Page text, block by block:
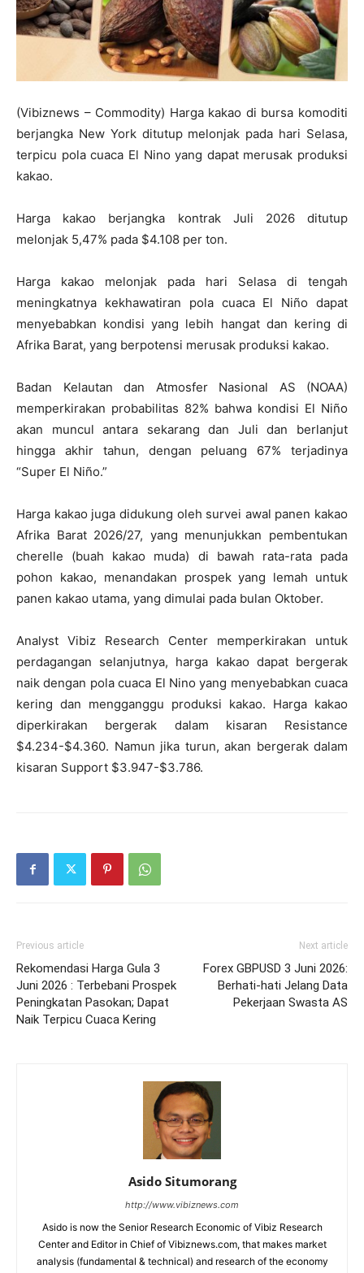
(Vibiznews – Commodity) Harga kakao di bursa komoditi
berjangka New York ditutup melonjak pada hari Selasa,
terpicu pola cuaca El Nino yang dapat merusak produksi
kakao.
Harga kakao berjangka kontrak Juli 2026 ditutup
melonjak 5,47% pada $4.108 per ton.
Harga kakao melonjak pada hari Selasa di tengah
meningkatnya kekhawatiran pola cuaca El Niño dapat
menyebabkan kondisi yang lebih hangat dan kering di
Afrika Barat, yang berpotensi merusak produksi kakao.
Badan Kelautan dan Atmosfer Nasional AS (NOAA)
memperkirakan probabilitas 82% bahwa kondisi El Niño
akan muncul antara sekarang dan Juli dan berlanjut
hingga akhir tahun, dengan peluang 67% terjadinya
“Super El Niño.”
Harga kakao juga didukung oleh survei awal panen kakao
Afrika Barat 2026/27, yang menunjukkan pembentukan
cherelle (buah kakao muda) di bawah rata-rata pada
pohon kakao, menandakan prospek yang lemah untuk
panen kakao utama, yang dimulai pada bulan Oktober.
Analyst Vibiz Research Center memperkirakan untuk
perdagangan selanjutnya, harga kakao dapat bergerak
naik dengan pola cuaca El Nino yang menyebabkan cuaca
kering dan mengganggu produksi kakao. Harga kakao
diperkirakan bergerak dalam kisaran Resistance
$4.234-$4.360. Namun jika turun, akan bergerak dalam
kisaran Support $3.947-$3.786.
Previous article
Rekomendasi Harga Gula 3
Juni 2026 : Terbebani Prospek
Peningkatan Pasokan; Dapat
Naik Terpicu Cuaca Kering
Next article
Forex GBPUSD 3 Juni 2026:
Berhati-hati Jelang Data
Pekerjaan Swasta AS
Asido Situmorang
http://www.vibiznews.com
Asido is now the Senior Research Economic of Vibiz Research
Center and Editor in Chief of Vibiznews.com, that makes market
analysis (fundamental & technical) and research of the economy